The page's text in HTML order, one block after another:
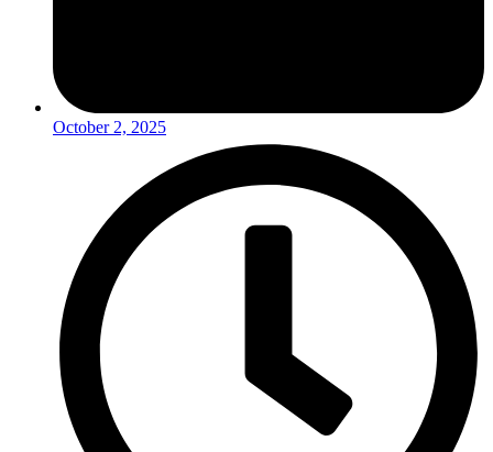
October 2, 2025